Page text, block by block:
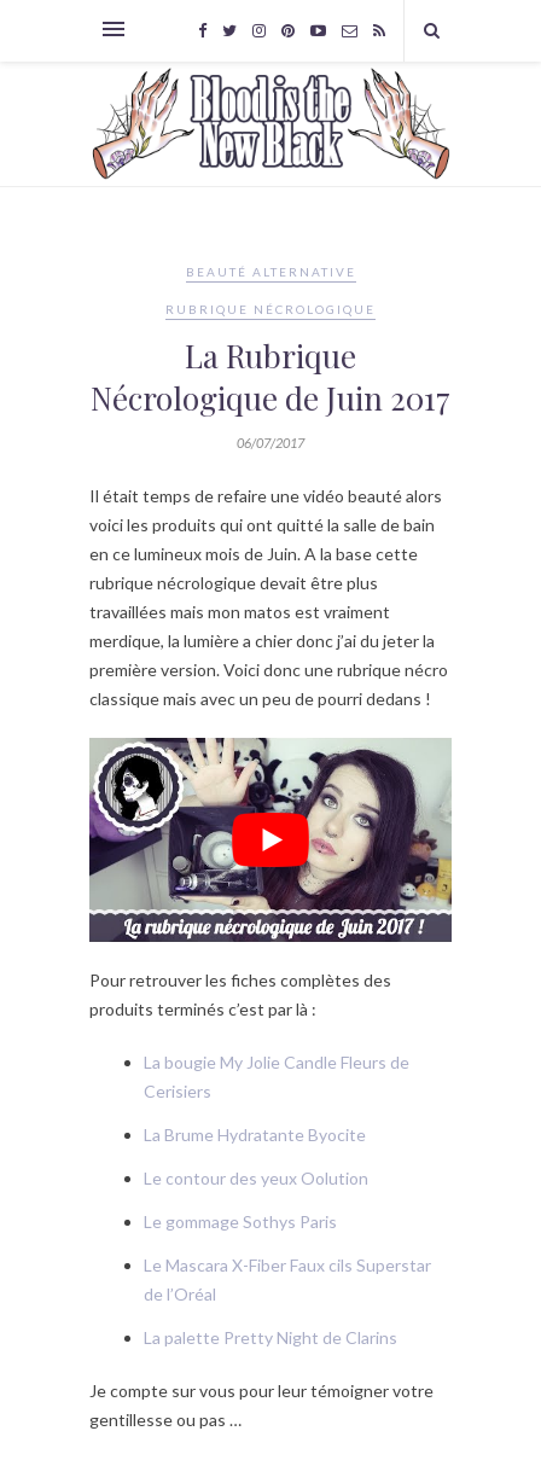
BEAUTÉ ALTERNATIVE
RUBRIQUE NÉCROLOGIQUE
La Rubrique
Nécrologique de Juin 2017
06/07/2017
Il était temps de refaire une vidéo beauté alors
voici les produits qui ont quitté la salle de bain
en ce lumineux mois de Juin. A la base cette
rubrique nécrologique devait être plus
travaillées mais mon matos est vraiment
merdique, la lumière a chier donc j’ai du jeter la
première version. Voici donc une rubrique nécro
classique mais avec un peu de pourri dedans !
Pour retrouver les fiches complètes des
produits terminés c’est par là :
La bougie My Jolie Candle Fleurs de
Cerisiers
La Brume Hydratante Byocite
Le contour des yeux Oolution
Le gommage Sothys Paris
Le Mascara X-Fiber Faux cils Superstar
de l’Oréal
La palette Pretty Night de Clarins
Je compte sur vous pour leur témoigner votre
gentillesse ou pas …